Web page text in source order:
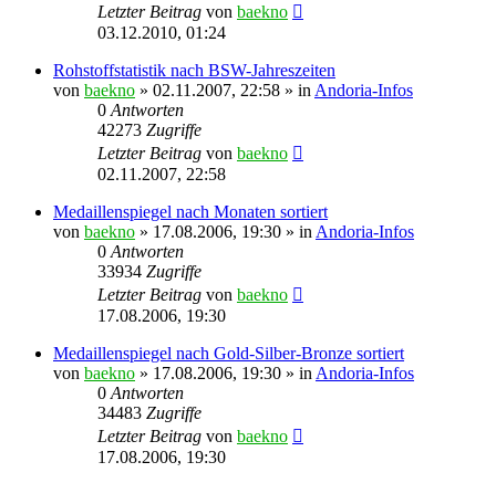
Letzter Beitrag von baekno
03.12.2010, 01:24
Rohstoffstatistik nach BSW-Jahreszeiten
von baekno » 02.11.2007, 22:58 » in Andoria-Infos
0 Antworten
42273 Zugriffe
Letzter Beitrag von baekno
02.11.2007, 22:58
Medaillenspiegel nach Monaten sortiert
von baekno » 17.08.2006, 19:30 » in Andoria-Infos
0 Antworten
33934 Zugriffe
Letzter Beitrag von baekno
17.08.2006, 19:30
Medaillenspiegel nach Gold-Silber-Bronze sortiert
von baekno » 17.08.2006, 19:30 » in Andoria-Infos
0 Antworten
34483 Zugriffe
Letzter Beitrag von baekno
17.08.2006, 19:30